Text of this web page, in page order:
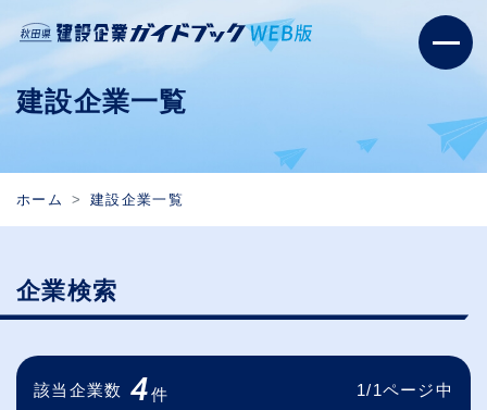
建設企業一覧
ホーム 建設企業一覧
企業検索
該当企業数 4件 1/1ページ中